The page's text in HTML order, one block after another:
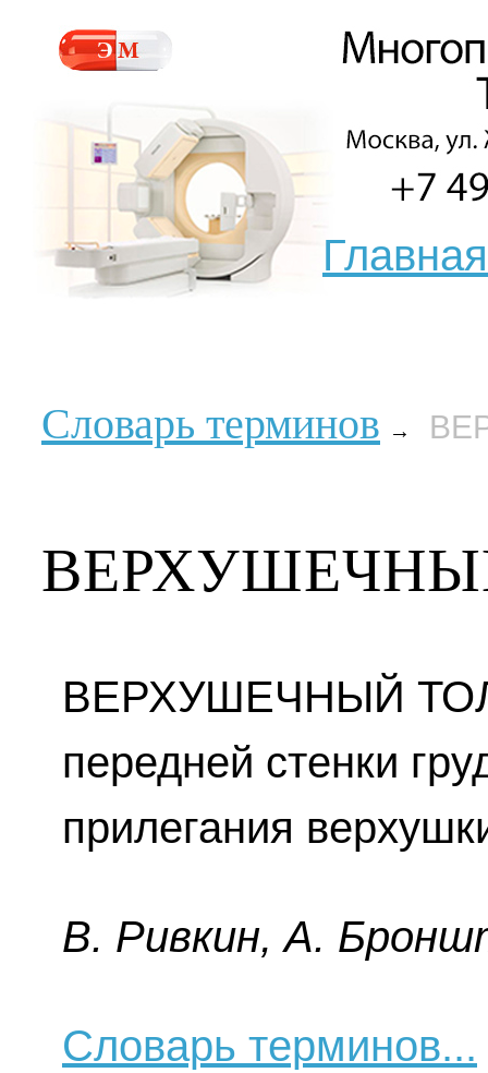
Главная
Словарь терминов →
ВЕРХУШЕЧНЫЙ
передней стенки
прилегания
B. Pивкин, A.
Словарь терминов...